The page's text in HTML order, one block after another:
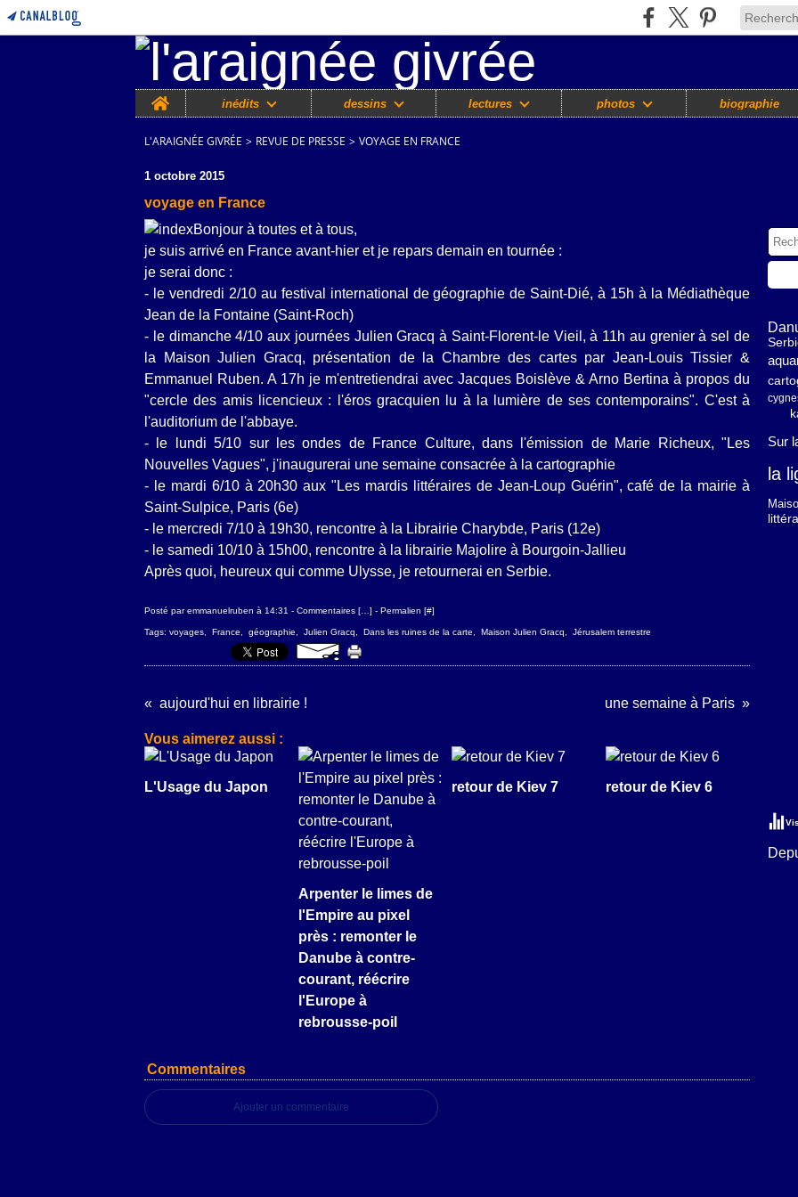
Home
inédits dessins lectures photos biographie
L'ARAIGNÉE GIVRÉE > REVUE DE PRESSE > VOYAGE EN FRANCE
1 octobre 2015
voyage en France
Bonjour à toutes et à tous,
je suis arrivé en France avant-hier et je repars demain en tournée :
je serai donc :
- le vendredi 2/10 au festival international de géographie de Saint-Dié, à 15h à la Médiathèque
Jean de la Fontaine (Saint-Roch)
- le dimanche 4/10 aux journées Julien Gracq à Saint-Florent-le Vieil, à 11h au grenier à sel de
la Maison Julien Gracq, présentation de la Chambre des cartes par Jean-Louis Tissier &
Emmanuel Ruben. A 17h je m'entretiendrai avec Jacques Boislève & Arno Bertina à propos du
"cercle des amis licencieux : l'éros gracquien lu à la lumière de ses contemporains". C'est à
l'auditorium de l'abbaye.
- le lundi 5/10 sur les ondes de France Culture, dans l'émission de Marie Richeux, "Les
Nouvelles Vagues", j'inaugurerai une semaine consacrée à la cartographie
- le mardi 6/10 à 20h30 aux "Les mardis littéraires de Jean-Loup Guérin", café de la mairie à
Saint-Sulpice, Paris (6e)
- le mercredi 7/10 à 19h30, rencontre à la Librairie Charybde, Paris (12e)
- le samedi 10/10 à 15h00, rencontre à la librairie Majolire à Bourgoin-Jallieu
Après quoi, heureux qui comme Ulysse, je retournerai en Serbie.
Posté par emmanuelruben à 14:31 - Commentaires [ ] - Permalien [#]
Tags: voyages France géographie Julien Gracq Dans les ruines de la carte Maison Julien Gracq Jérusalem terrestre
aujourd'hui en librairie ! une semaine à Paris
Vous aimerez aussi :
L'Usage du Japon
Arpenter le limes de
l'Empire au pixel
près : remonter le
Danube à contre-
courant, réécrire
l'Europe à
rebrousse-poil
retour de Kiev 7 retour de Kiev 6
Commentaires
Ajouter un commentaire
Sur
la